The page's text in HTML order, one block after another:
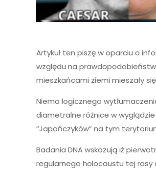
Artykuł ten piszę w oparciu o
względu na
mieszkańcami ziemi mieszały
Niema logicznego
diametralne różnice w
“Japończyków” na tym
Badania DNA wskazują iż
regularnego holocaustu tej rasy